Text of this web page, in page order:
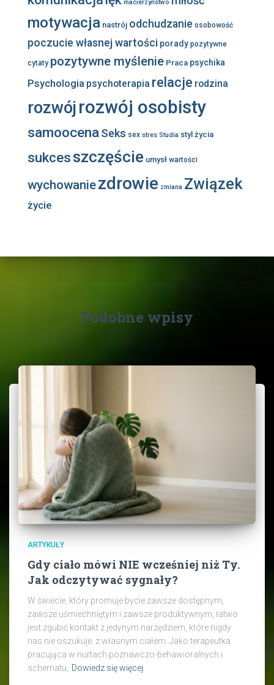
macierzyństwo
motywacja nastrój odchudzanie osobowość
poczucie własnej wartości porady pozytywne
cytaty pozytywne myślenie Praca psychika
Psychologia psychoterapia relacje rodzina
rozwójrozwój osobisty
samoocenaSeks sex stres Studia styl życia
sukcesszczęście umysł wartości
wychowaniezdrowie zmiana Związek
życie
Podobne wpisy
ARTYKUŁY
Gdy ciało mówi NIE wcześniej niż Ty.
Jak odczytywać sygnały?
W świecie, który promuje bycie zawsze dostępnym,
zawsze uśmiechniętym i zawsze produktywnym, łatwo
jest zgubić kontakt z jedynym narzędziem, które nigdy
nas nie oszukuje: z własnym ciałem. Jako terapeutka
pracująca w nurtach poznawczo-behawioralnych i
schematu,
Dowiedz się więcej